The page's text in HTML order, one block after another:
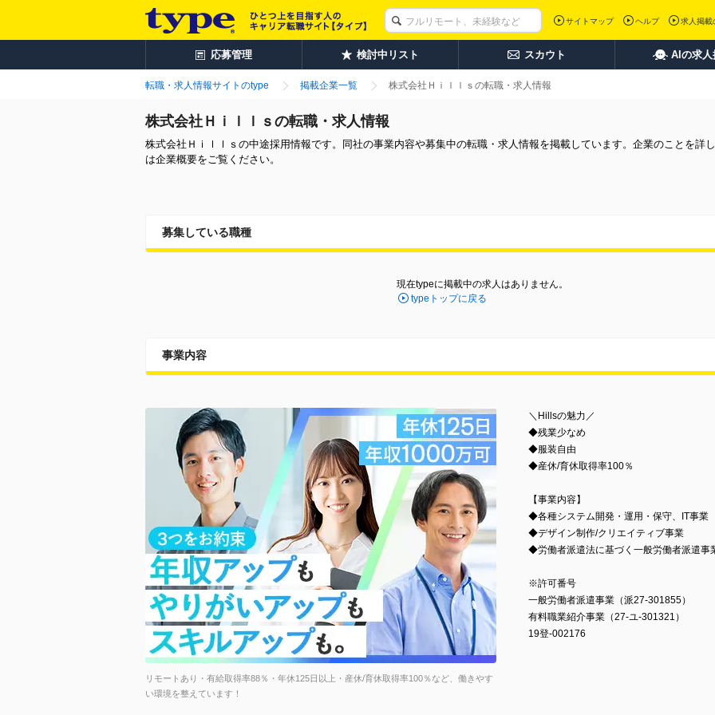
サイトマップ ヘルプ 求人掲載
応募管理 検討中リスト スカウト AIの求人
転職・求人情報サイトのtype 掲載企業一覧 株式会社Ｈｉｌｌｓの転職・求人情報
株式会社Ｈｉｌｌｓの転職・求人情報
株式会社Ｈｉｌｌｓの中途採用情報です。同社の事業内容や募集中の転職・求人情報を掲載しています。企業のことを詳
は企業概要をご覧ください。
募集している職種
現在typeに掲載中の求人はありません。
typeトップに戻る
事業内容
リモートあり・有給取得率88％・年休125日以上・産休/育休取得率100％など、働きやす
い環境を整えています！
＼Hillsの魅力／
◆残業少なめ
◆服装自由
◆産休/育休取得率100％
【事業内容】
◆各種システム開発・運用・保守、IT事業
◆デザイン制作/クリエイティブ事業
◆労働者派遣法に基づく一般労働者派遣事
※許可番号
一般労働者派遣事業（派27-301855）
有料職業紹介事業（27-ユ-301321）
19登-002176